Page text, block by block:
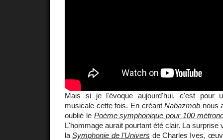
Mais si je l'évoque aujourd'hui, c'est pour
musicale cette fois. En créantNabazmob nous
oublié le Poème symphonique pour 100
L'hommage aurait pourtant été clair. La surprise
laSymphonie de l'Univers de Charles Ives,